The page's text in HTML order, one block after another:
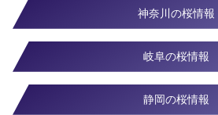
神奈川の桜情報
岐阜の桜情報
静岡の桜情報